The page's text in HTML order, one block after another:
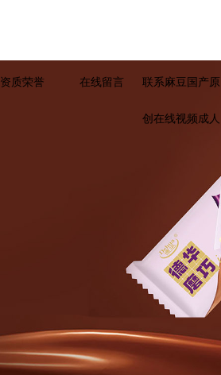
资质荣誉 在线留言 联系麻豆国产原
创在线视频成人